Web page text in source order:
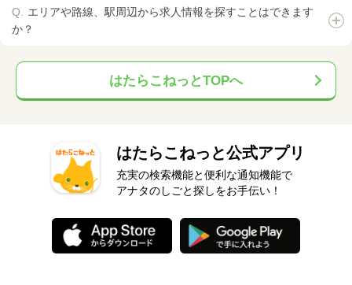
エリアや路線、駅周辺から求人情報を探すことはできます
か？
はたらこねっとTOPへ
はたらこねっと公式アプリ
充実の検索機能と便利な通知機能で
アナタのしごと探しをお手伝い！